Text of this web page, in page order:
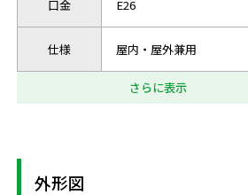
口金 E26
仕様 屋内・屋外兼用
さらに表示
外形図